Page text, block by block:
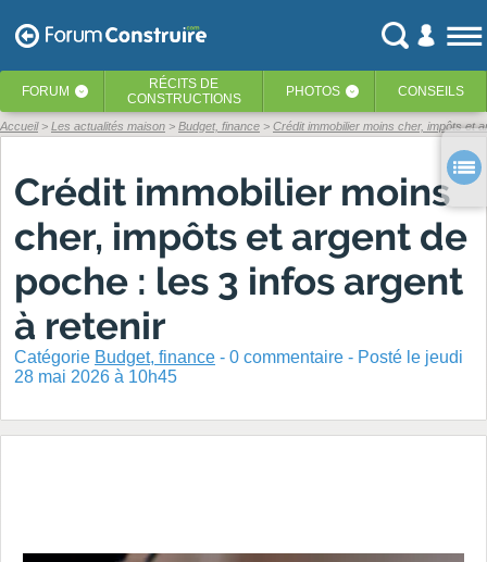
FORUM ‹ RÉCITS DE
CONSTRUCTIONS
PHOTOS ‹ CONSEILS
Accueil Les actualités maison Budget, finance Crédit immobilier moins cher, impôts et
Crédit immobilier moins
cher, impôts et argent de
poche : les 3 infos argent
à retenir
Catégorie Budget, finance - 0 commentaire - Posté le jeudi
28 mai 2026 à 10h45